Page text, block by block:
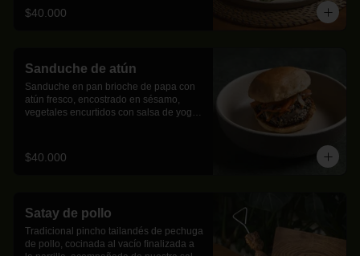
aguacate y albahaca thai.
- Palmitos de cangrejo con coco tostado,
$40.000
Sanduche de atún
Sanduche en pan brioche de papa con
atún fresco, encostrado en sésamo,
vegetales encurtidos con salsa de yogur
$40.000
Satay de pollo
Tradicional pincho tailandés de pechuga
de pollo, cocinada al vacío ﬁnalizada a